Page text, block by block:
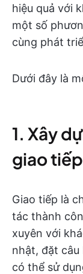
hiệu quả với
một số
cùng phát
Dưới đây là
1. Xây
giao
Giao tiếp là
tác thành
xuyên với
nhật, đặt câu
có thể sử